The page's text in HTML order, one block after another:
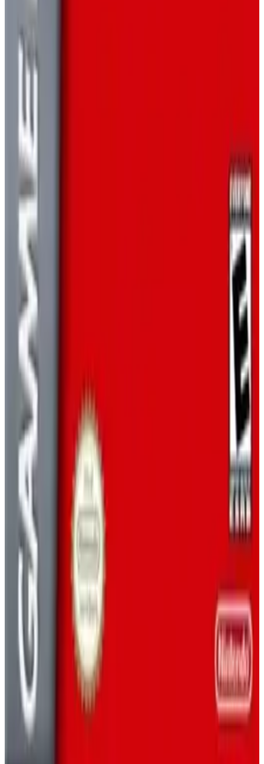
Pokémon Shiny Gold Sigma
*Pokémon: FireRed Version* для Game Boy Advance. Он
2023
Super Mario Advance (Super Mario
Super Mario Advance — обновлённый релиз Super Mario
Bros. 2 для Game Boy Advance, а также Mario Bros. с
через link cable.
GAME BOY ADVANCE
2001
Pokémon Blue Version
Pokémon Blue Version (Game Boy, 1996) —
отшлифованная международная версия Red/Green с
улучшенной графикой и исправлениями, предлагающая
классический пошаговый сбор монстров по Канто. Лови,
тренируй, меняй покемонов и сражайся в спортзалах,
чтобы заполнить Покедекс Оука и добраться до Лиги
Покемонов.
GAME BOY РОЛЕВЫЕ ИГРЫ
ПОКЕМОН
Доктор Марио и Пазл Лига
Две легендарные головоломки в одной картридже для
GBA! Уничтожайте вирусы в Dr. Mario и создавайте
каскадные комбинации в Puzzle League. Бесконечные
портативные головоломные баталии ждут вас!
GAME BOY ADVANCE
2005
ДОКТОР МАРИО
Mother 3
The emotional finale to a legendary RPG trilogy. Join Lucas on
a heartbreaking journey to find his lost brother and stop the
villainous Pigmask Army from destroying the world.